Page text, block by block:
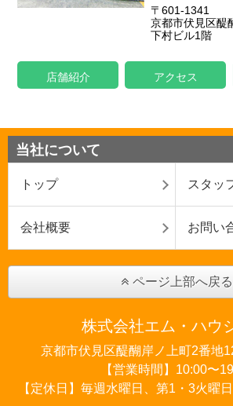
〒601-1341
京都市伏見区醍
下村ビル1階
店舗紹介 アクセス
当社について
トップ スタッ
会社概要 お問い
ページ上部へ戻る
株式会社エム・ハウ
京都市伏見区醍醐岸ノ上町2番地
【営業時間】10:00〜
【定休日】毎週水曜日、第1・3火曜